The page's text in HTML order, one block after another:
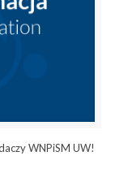
WNPiSM UW!